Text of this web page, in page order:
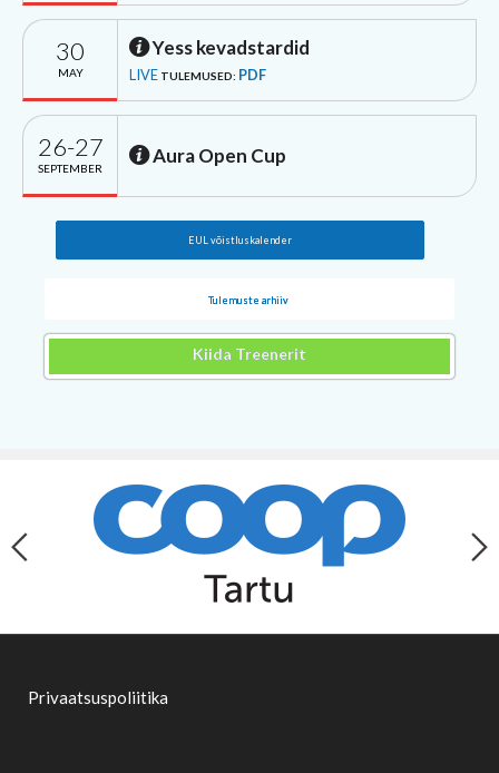
30
MAY
Yess kevadstardid
LIVE TULEMUSED: PDF
26-27
SEPTEMBER
Aura Open Cup
EUL võistluskalender
Tulemuste arhiiv
Kiida Treenerit
Privaatsuspoliitika